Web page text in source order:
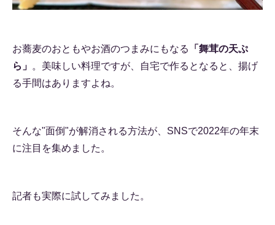
お蕎麦のおともやお酒のつまみにもなる
「舞茸の天ぷ
ら」 。美味しい料理ですが、自宅で作るとなると、揚げ
る手間はありますよね。
そんな"面倒"が解消される方法が、SNSで2022年の年末
に注目を集めました。
記者も実際に試してみました。